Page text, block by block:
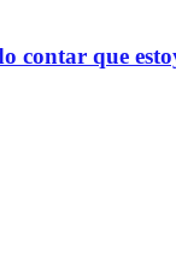
contar que